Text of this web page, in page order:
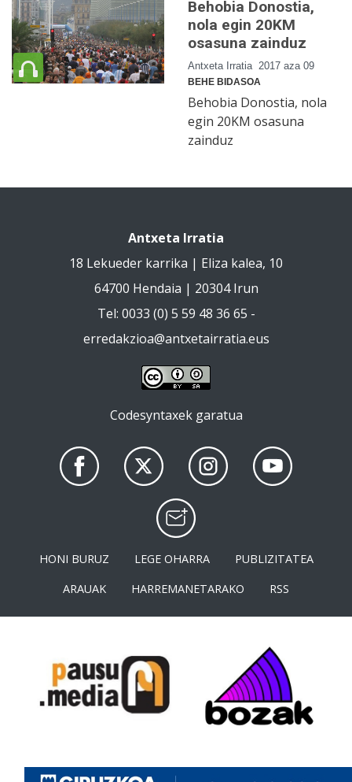
Behobia Donostia,
nola egin 20KM
osasuna zainduz
Antxeta Irratia 2017 aza 09
BEHE BIDASOA
Behobia Donostia, nola
egin 20KM osasuna
zainduz
Antxeta Irratia
18 Lekueder karrika | Eliza kalea, 10
64700 Hendaia | 20304 Irun
Tel: 0033 (0) 5 59 48 36 65 -
erredakzioa@antxetairratia.eus
Codesyntaxek garatua
HONI BURUZ LEGE OHARRA
PUBLIZITATEA
ARAUAK
HARREMANETARAKO RSS